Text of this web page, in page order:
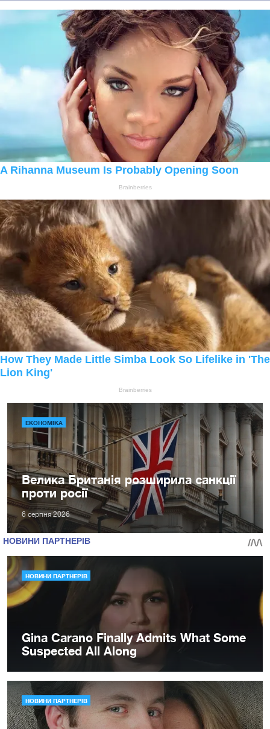
ЕКОНОМІКА
Велика Британія розширила санкції
проти росії
6 серпня 2026